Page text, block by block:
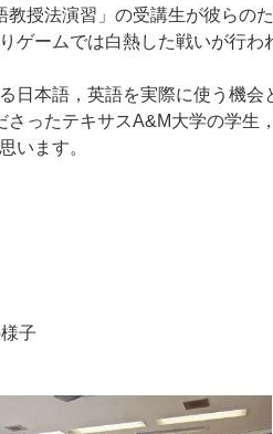
授法演習」の受講生が彼らの
ゲームでは白熱した戦いが行
日本語，英語を実際に使う機
ったテキサスA&M大学の学生
います。
子